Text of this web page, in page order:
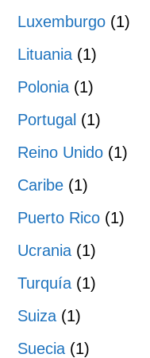
Luxemburgo (1)
Lituania (1)
Polonia (1)
Portugal (1)
Reino Unido (1)
Caribe (1)
Puerto Rico (1)
Ucrania (1)
Turquía (1)
Suiza (1)
Suecia (1)